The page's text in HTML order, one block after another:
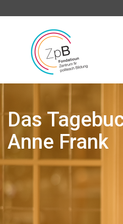
Das
Anne Frank